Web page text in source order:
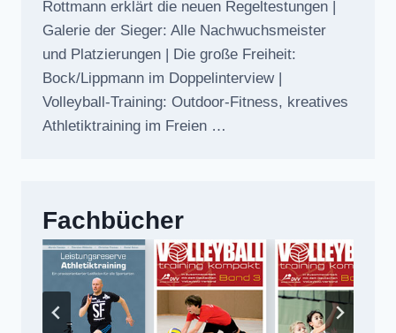
Rottmann erklärt die neuen Regeltestungen |
Galerie der Sieger: Alle Nachwuchsmeister
und Platzierungen | Die große Freiheit:
Bock/Lippmann im Doppelinterview |
Volleyball-Training: Outdoor-Fitness, kreatives
Athletiktraining im Freien …
Fachbücher